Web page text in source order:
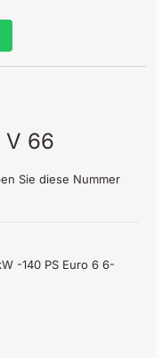
V 66
Sie diese Nummer
-140 PS Euro 6 6-